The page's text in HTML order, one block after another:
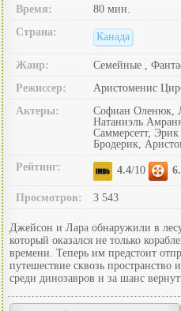
Время:
80 мин.
Страна:
Канада
Жанр:
Семейные ,
Режиссер:
Аристоменис
Актеры:
Софиан Оленюк,
Натаниэль
Саммерсетт,
Бродерик,
Рейтинг:
4.4/10
Просмотров: 3 543
Джейсон и Лара обнаружили в
который оказался не только
времени. Теперь им предстоит
путешествие сквозь пространство
среди динозавров и за шанс